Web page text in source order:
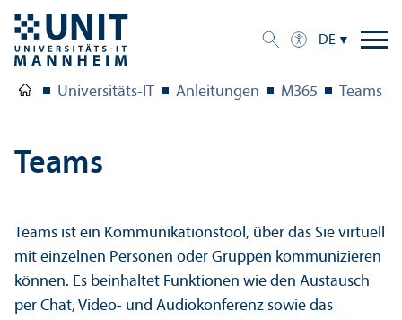
DE
Universitäts-IT Anleitungen M365 Teams
Teams
Teams ist ein Kommunikations­tool, über das Sie virtuell
mit einzelnen Personen oder Gruppen kommunizieren
können. Es beinhaltet Funktionen wie den Austausch
per Chat, Video- und Audiokonferenz sowie das